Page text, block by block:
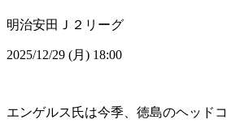
明治安田Ｊ２リーグ
2025/12/29 (月) 18:00
エンゲルス氏は今季、徳島のヘッド